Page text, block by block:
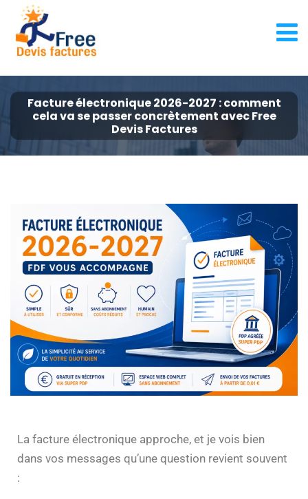
Facture électronique 2026-2027 : comment
cela va se passer concrètement avec Free
Devis Factures
La facture électronique approche, et je vois bien
dans vos messages qu’une question revient souvent
: